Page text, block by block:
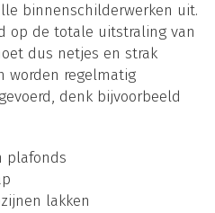
binnenschilderwerken uit.
op de totale uitstraling van
dus netjes en strak
worden regelmatig
denk bijvoorbeeld
plafonds
lakken